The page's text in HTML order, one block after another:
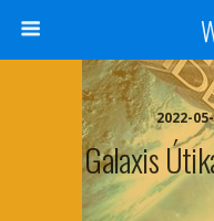
2022-
Galaxis